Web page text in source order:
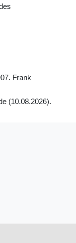
Frank
(10.08.2026).